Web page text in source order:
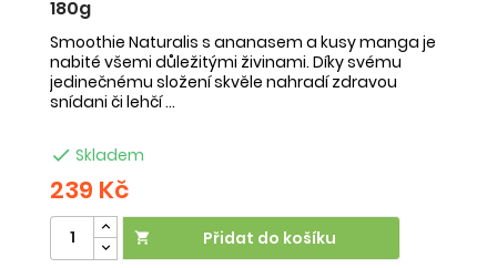
180g
Smoothie Naturalis s ananasem a kusy manga je
nabité všemi důležitými živinami. Díky svému
jedinečnému složení skvěle nahradí zdravou
snídani či lehčí ...
 Skladem
239 Kč
 Přidat do košíku